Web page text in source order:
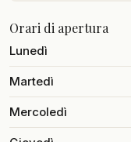
Orari di apertura
Lunedì
Martedì
Mercoledì